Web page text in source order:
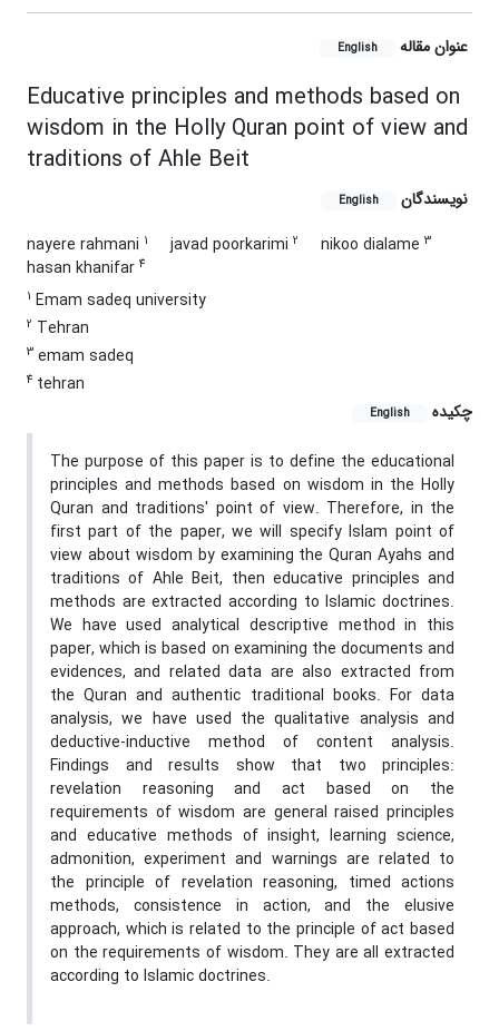
عنوان مقاله English
Educative principles and methods based on
wisdom in the Holly Quran point of view and
traditions of Ahle Beit
نویسندگان English
nayere rahmani 1 javad poorkarimi 2 nikoo dialame 3
hasan khanifar 4
1 Emam sadeq university
2 Tehran
3 emam sadeq
4 tehran
چکیده
English
The purpose of this paper is to define the educational
principles and methods based on wisdom in the Holly
Quran and traditions' point of view. Therefore, in the
first part of the paper, we will specify Islam point of
view about wisdom by examining the Quran Ayahs and
traditions of Ahle Beit, then educative principles and
methods are extracted according to Islamic doctrines.
We have used analytical descriptive method in this
paper, which is based on examining the documents and
evidences, and related data are also extracted from
the Quran and authentic traditional books. For data
analysis, we have used the qualitative analysis and
deductive-inductive method of content analysis.
Findings and results show that two principles:
revelation reasoning and act based on the
requirements of wisdom are general raised principles
and educative methods of insight, learning science,
admonition, experiment and warnings are related to
the principle of revelation reasoning, timed actions
methods, consistence in action, and the elusive
approach, which is related to the principle of act based
on the requirements of wisdom. They are all extracted
according to Islamic doctrines.